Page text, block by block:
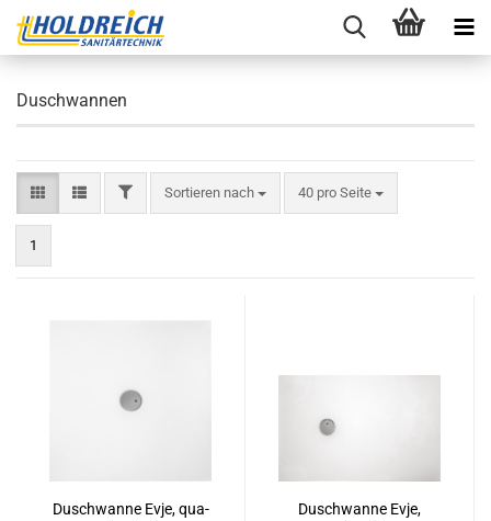
Duschwannen
FILTERSortieren nach
Sortieren nach 40 pro Seite
pro Seite
1
Dusch­wan­ne Evje, qua­
Dusch­wan­ne Evje,